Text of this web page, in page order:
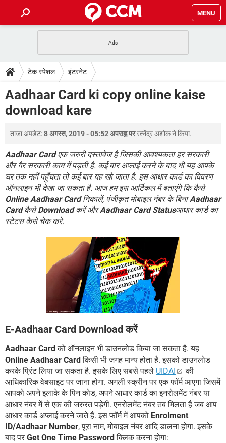
MENU
फोन पर अकाउंट बैलेंस चेक
WhatsApp Hack हो गया? Lucky Patcher यूज करें
टेक-स्पेशल
2020 के फ्री एंटीवायरस
बेस्ट फ्री ऑनलाइन गेम्स
डाउनलोड
Vidmate
FORUM
TikTok Account Freeze हो गया JioPhone में TikTok डाउनलोड
SBI बैंक अकाउंट नंबर पता करें
केबल और कनेक्टर्स कंप्यूटर बस
सीरियल और पैरलल पोर्ट
टेक-स्पेशल इंटरनेट
Aadhaar Card ki copy online kaise
download kare
ताजा अपडेट:8 अगस्त, 2019 - 05:52 अपराह्न पररत्नेंद्र अशोकने किया.
Aadhaar Cardएक जरुरी दस्तावेज है जिसकी आवश्यकता हर सरकारी
और गैर सरकारी काम में पड़ती है. कई बार अप्लाई करने के बाद भी यह आपके
घर तक नहीं पहुँचता तो कई बार यह खो जाता है. इस आधार कार्ड का विवरण
ऑनलाइन भी देखा जा सकता है. आज हम इस आर्टिकल में बताएंगे कि कैसे
Online Aadhaar Cardनिकालें, पंजीकृत मोबाइल नंबर के बिनाAadhaar
CardकैसेDownloadकरें औरAadhaar Card Statusआधार कार्ड का
स्टेटस कैसे चेक करे.
E-Aadhaar Card Download करें
Aadhaar Cardको ऑनलाइन भी डाउनलोड किया जा सकता है. यह
Online Aadhaar Cardकिसी भी जगह मान्य होता है. इसको डाउनलोड
करके प्रिंट लिया जा सकता है. इसके लिए सबसे पहले UIDAI
की
आधिकारिक वेबसाइट पर जाना होगा. अगली स्क्रीन पर एक फॉर्म आएगा जिसमें
आपको अपने इलाके के पिन कोड, अपने आधार कार्ड का इनरोलमेंट नंबर या
आधार नंबर में से एक की जरुरत पड़ेगी. एनरोलमेंट नंबर तब मिलता है जब आप
आधार कार्ड अप्लाई करने जाते हैं. इस फॉर्म में आपको Enrolment
ID/Aadhaar Number, पूरा नाम, मोबाइल नंबर आदि डालना होगा. इसके
बाद पर Get One Time Passwordक्लिक करना होगा: